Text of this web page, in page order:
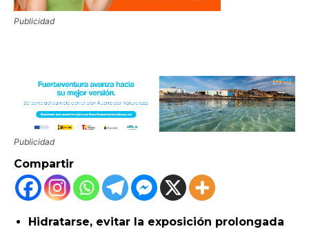
Publicidad
Publicidad
Compartir
Hidratarse, evitar la exposición prolongada